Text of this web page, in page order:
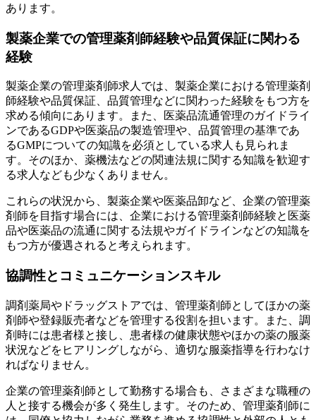
あります。
製薬企業での管理薬剤師経験や品質保証に関わる
経験
製薬企業の管理薬剤師求人では、製薬企業における管理薬剤
師経験や品質保証、品質管理などに関わった経験をもつ方を
求める傾向にあります。また、医薬品流通管理のガイドライ
ンであるGDPや医薬品の製造管理や、品質管理の基準であ
るGMPについての知識を必須としている求人も見られま
す。そのほか、薬機法などの関連法規に関する知識を歓迎す
る求人なども少なくありません。
これらの状況から、製薬企業や医薬品卸など、企業の管理薬
剤師を目指す場合には、企業における管理薬剤師経験と医薬
品や医薬品の流通に関する法規やガイドラインなどの知識を
もつ方が優遇されると考えられます。
協調性とコミュニケーションスキル
調剤薬局やドラッグストアでは、管理薬剤師としてほかの薬
剤師や登録販売者などを管理する役割を担います。また、調
剤時には患者様と接し、患者様の健康状態やほかの薬の服薬
状況などをヒアリングしながら、適切な服薬指導を行わなけ
ればなりません。
企業の管理薬剤師として勤務する場合も、さまざまな職種の
人と接する機会が多く発生します。そのため、管理薬剤師に